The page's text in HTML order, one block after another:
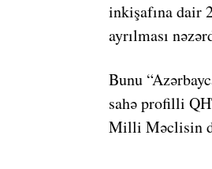
inkişafına dair
ayrılması
Bunu
sahə profilli
Milli Məclisin